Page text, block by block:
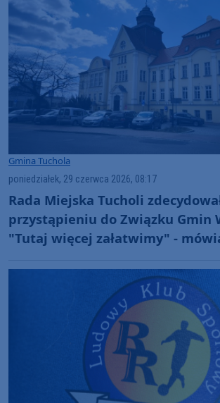
Gmina Tuchola
poniedziałek, 29 czerwca 2026, 08:17
Rada Miejska Tucholi
przystąpieniu do Związku Gmin
"Tutaj więcej załatwimy" -